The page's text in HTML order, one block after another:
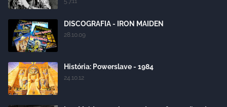
DISCOGRAFIA - IRON MAIDEN
28.10.09
História: Powerslave - 1984
24.10.12